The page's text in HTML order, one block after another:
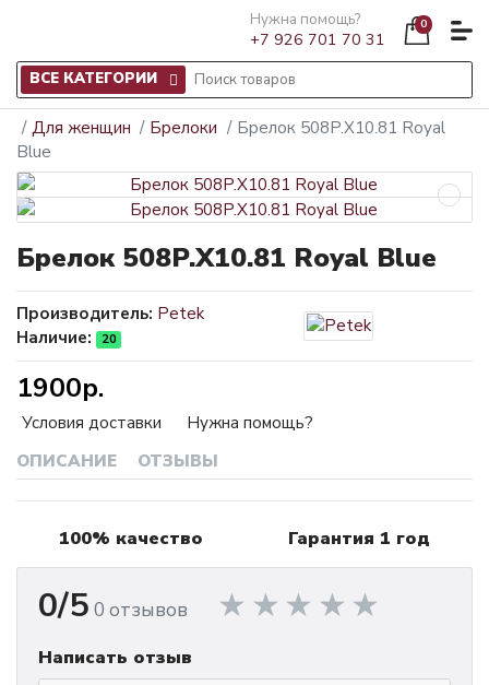
Нужна помощь?
+7 926 701 70 31
0
ВСЕ КАТЕГОРИИ
Для женщин Брелоки
Брелок 508P.X10.81 Royal
Blue
Брелок 508P.X10.81 Royal Blue
ОПИСАНИЕ ОТЗЫВЫ
Производитель: Petek
Наличие:
20
1900р.
Условия доставки Нужна помощь?
100% качество Гарантия 1 год
0/5 0 отзывов
Написать отзыв